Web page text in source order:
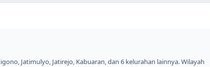
Jatimulyo, Jatirejo, Kabuaran, dan 6 kelurahan lainnya. Wilayah